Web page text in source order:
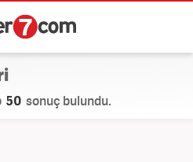
50 sonuç bulundu.